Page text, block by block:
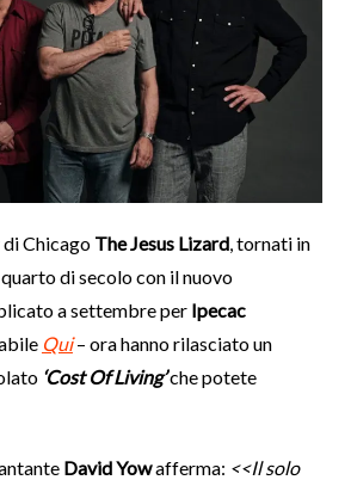
Chicago The Jesus Lizard, tornati in
di secolo con il nuovo
a settembre per Ipecac
Qui– ora hanno rilasciato un
‘Cost Of Living’che potete
David Yowafferma: <<Il solo